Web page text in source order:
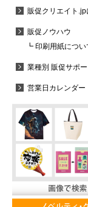
販促クリエイト.jp
販促ノウハウ
┗ 印刷用紙につい
業種別 販促サポー
営業日カレンダー